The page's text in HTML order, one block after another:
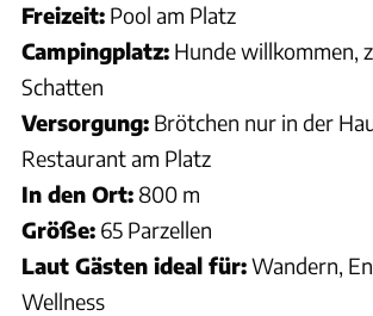
Freizeit: Pool am Platz
Campingplatz: Hunde willkommen,
Schatten
Versorgung: Brötchen nur in der
Restaurant am Platz
In den Ort: 800 m
Größe: 65 Parzellen
Laut Gästen ideal für:Wandern,
Wellness